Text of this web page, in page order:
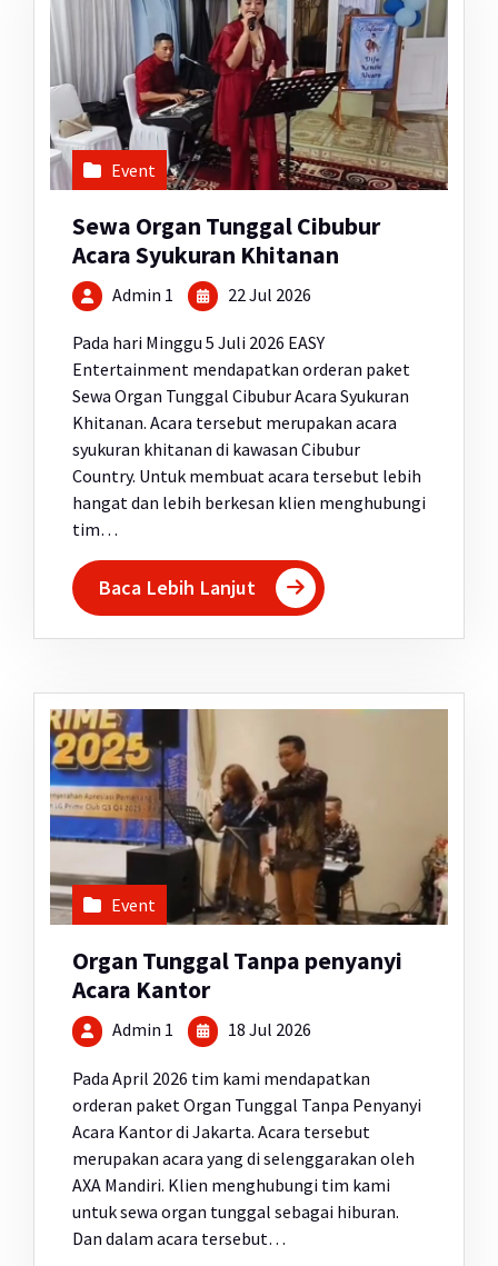
Event
Sewa Organ Tunggal Cibubur
Acara Syukuran Khitanan
Admin 1 22 Jul 2026
Pada hari Minggu 5 Juli 2026 EASY
Entertainment mendapatkan orderan paket
Sewa Organ Tunggal Cibubur Acara Syukuran
Khitanan. Acara tersebut merupakan acara
syukuran khitanan di kawasan Cibubur
Country. Untuk membuat acara tersebut lebih
hangat dan lebih berkesan klien menghubungi
tim…
Baca Lebih Lanjut
Event
Organ Tunggal Tanpa penyanyi
Acara Kantor
Admin 1 18 Jul 2026
Pada April 2026 tim kami mendapatkan
orderan paket Organ Tunggal Tanpa Penyanyi
Acara Kantor di Jakarta. Acara tersebut
merupakan acara yang di selenggarakan oleh
AXA Mandiri. Klien menghubungi tim kami
untuk sewa organ tunggal sebagai hiburan.
Dan dalam acara tersebut…